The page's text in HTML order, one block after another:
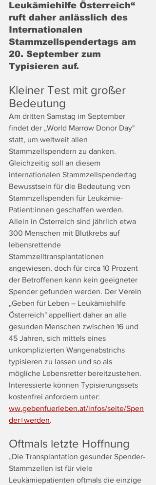
Leukämiehilfe Österreich“
ruft daher anlässlich des
Internationalen
Stammzellspendertags am
20. September zum
Typisieren auf.
Kleiner Test mit großer
Bedeutung
Am dritten Samstag im September
findet der „World Marrow Donor Day"
statt, um weltweit allen
Stammzellspendern zu danken.
Gleichzeitig soll an diesem
internationalen Stammzellspendertag
Bewusstsein für die Bedeutung von
Stammzellspenden für Leukämie-
Patient:innen geschaffen werden.
Allein in Österreich sind jährlich etwa
300 Menschen mit Blutkrebs auf
lebensrettende
Stammzelltransplantationen
angewiesen, doch für circa 10 Prozent
der Betroffenen kann kein geeigneter
Spender gefunden werden. Der Verein
„Geben für Leben – Leukämiehilfe
Österreich" appelliert daher an alle
gesunden Menschen zwischen 16 und
45 Jahren, sich mittels eines
unkomplizierten Wangenabstrichs
typisieren zu lassen und so als
mögliche Lebensretter bereitzustehen.
Interessierte können Typisierungssets
kostenfrei anfordern unter:
ww.gebenfuerleben.at/infos/seite/Spen
der+werden.
Oftmals letzte Hoffnung
„Die Transplantation gesunder Spender-
Stammzellen ist für viele
Leukämiepatienten oftmals die einzige